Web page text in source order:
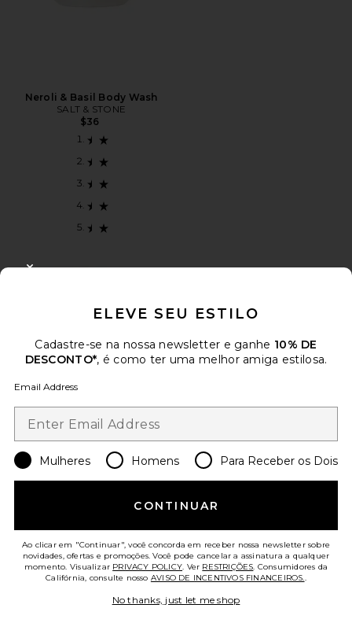
Neroli & Basil Body Wash
SALT & STONE
$36
Shower Cream-gel 1l Refill
Sol de Janeiro
$50
ELEVE SEU ESTILO
Cadastre-se na nossa newsletter e ganhe 10% DE
DESCONTO*, é como ter uma melhor amiga estilosa.
Email Address
Mulheres Homens Para Receber os Dois
CONTINUAR
Ao clicar em "Continuar", você concorda em receber nossa newsletter sobre
novidades, ofertas e promoções. Você pode cancelar a assinatura a qualquer
momento. Visualizar PRIVACY POLICY. Ver RESTRIÇÕES. Consumidores da
Califórnia, consulte nosso AVISO DE INCENTIVOS FINANCEIROS..
No thanks, just let me shop